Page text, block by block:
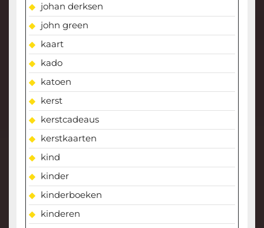
johan derksen
john green
kaart
kado
katoen
kerst
kerstcadeaus
kerstkaarten
kind
kinder
kinderboeken
kinderen